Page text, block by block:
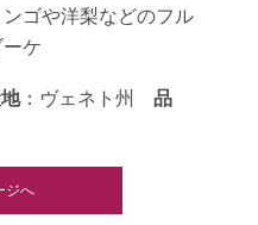
ゴや洋梨などのフル
ケ
：ヴェネト州品
ジへ